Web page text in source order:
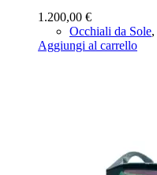
1.200,00 €
Occhiali da Sole,
Aggiungi al carrello